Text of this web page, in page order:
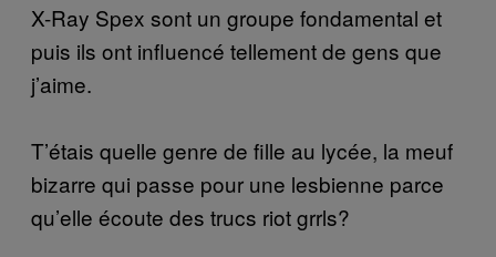
X-Ray Spex sont un groupe fondamental et
puis ils ont influencé tellement de gens que
j’aime.
T’étais quelle genre de fille au lycée, la meuf
bizarre qui passe pour une lesbienne parce
qu’elle écoute des trucs riot grrls?